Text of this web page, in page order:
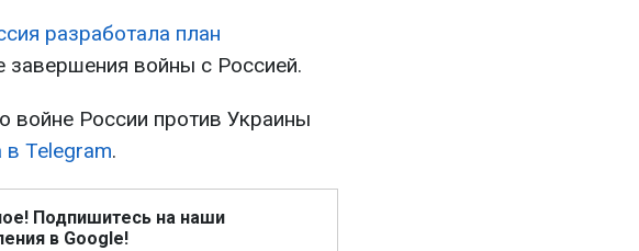
разработала план
завершения войны с Россией.
России против Украины
Telegram.
Подпишитесь на наши
в Google!